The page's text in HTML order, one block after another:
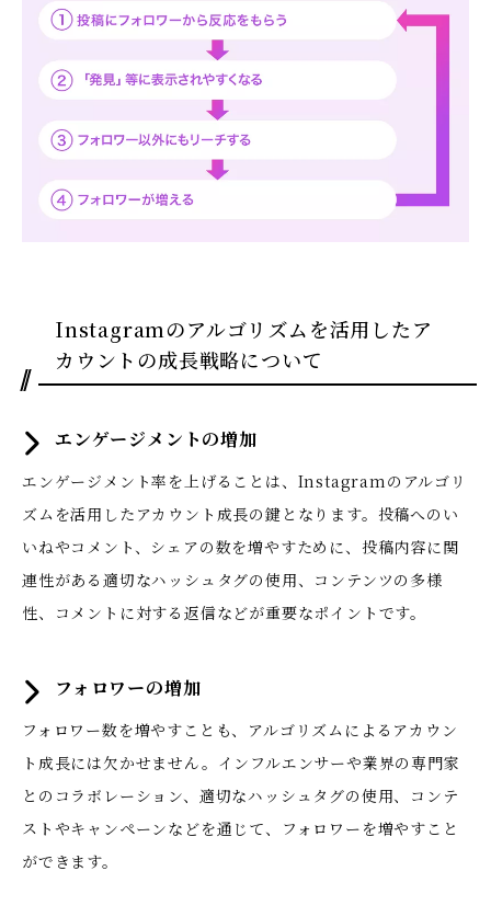
Instagramのアルゴリズムを活用したア
カウントの成長戦略について
エンゲージメントの増加
エンゲージメント率を上げることは、Instagramのアルゴリ
ズムを活用したアカウント成長の鍵となります。投稿へのい
いねやコメント、シェアの数を増やすために、投稿内容に関
連性がある適切なハッシュタグの使用、コンテンツの多様
性、コメントに対する返信などが重要なポイントです。
フォロワーの増加
フォロワー数を増やすことも、アルゴリズムによるアカウン
ト成長には欠かせません。インフルエンサーや業界の専門家
とのコラボレーション、適切なハッシュタグの使用、コンテ
ストやキャンペーンなどを通じて、フォロワーを増やすこと
ができます。